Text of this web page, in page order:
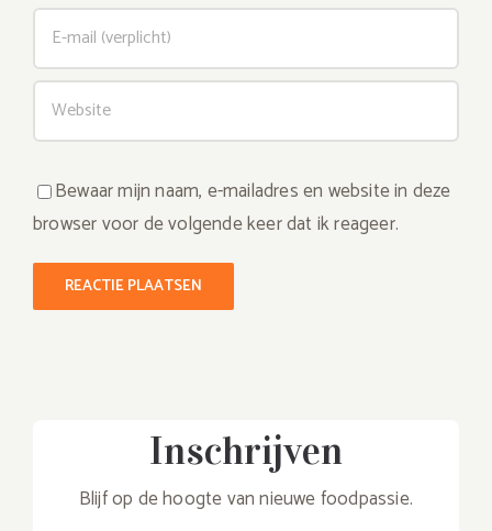
Bewaar mijn naam, e-mailadres en website in deze
browser voor de volgende keer dat ik reageer.
Inschrijven
Blijf op de hoogte van nieuwe foodpassie.